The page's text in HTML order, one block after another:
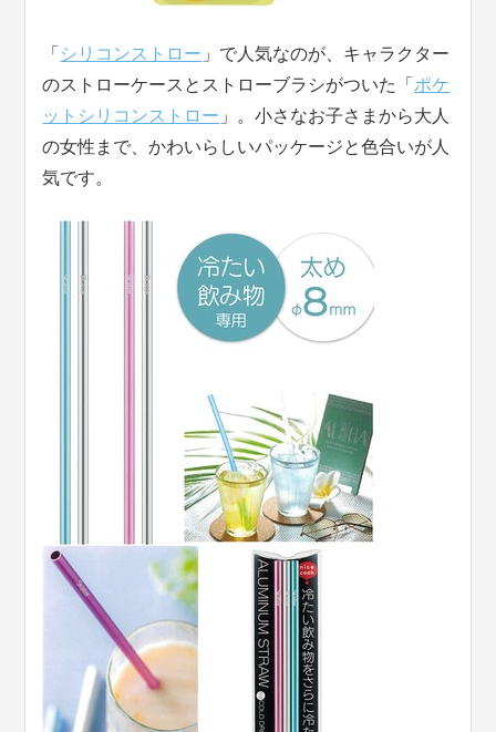
「 シリコンストロー 」で人気なのが、キャラクター
のストローケースとストローブラシがついた「 ポケ
ットシリコンストロー 」。小さなお子さまから大人
の女性まで、かわいらしいパッケージと色合いが人
気です。